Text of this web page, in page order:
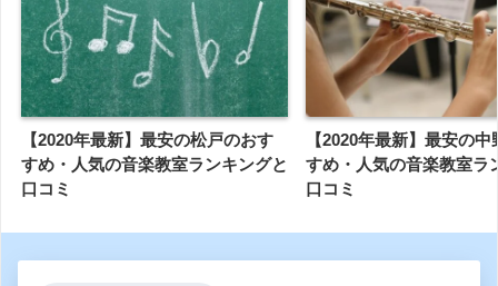
【2020年最新】最安の松戸のおす
すめ・人気の音楽教室ランキングと
口コミ
【2020年最新】最安の
すめ・人気の音楽教室ラ
口コミ